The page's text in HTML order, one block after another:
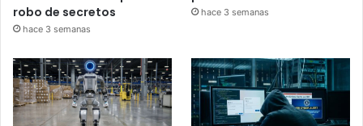
robo de secretos
hace 3 semanas
hace 3 semanas